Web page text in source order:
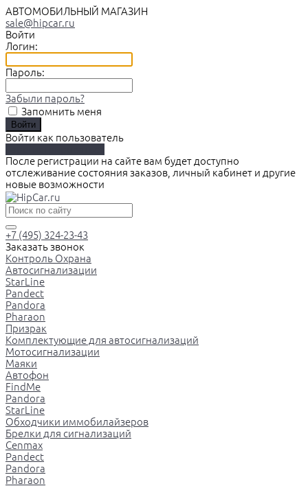
АВТОМОБИЛЬНЫЙ МАГАЗИН
sale@hipcar.ru
Войти
Логин:
Пароль:
Забыли пароль?
Запомнить меня
Войти как пользователь
После регистрации на сайте вам будет доступно
отслеживание состояния заказов, личный кабинет и другие
новые возможности
+7 (495) 324-23-43
Заказать звонок
Контроль Охрана
Автосигнализации
StarLine
Pandect
Pandora
Pharaon
Призрак
Комплектующие для автосигнализаций
Мотосигнализации
Маяки
Автофон
FindMe
Pandora
StarLine
Обходчики иммобилайзеров
Брелки для сигнализаций
Cenmax
Pandect
Pandora
Pharaon